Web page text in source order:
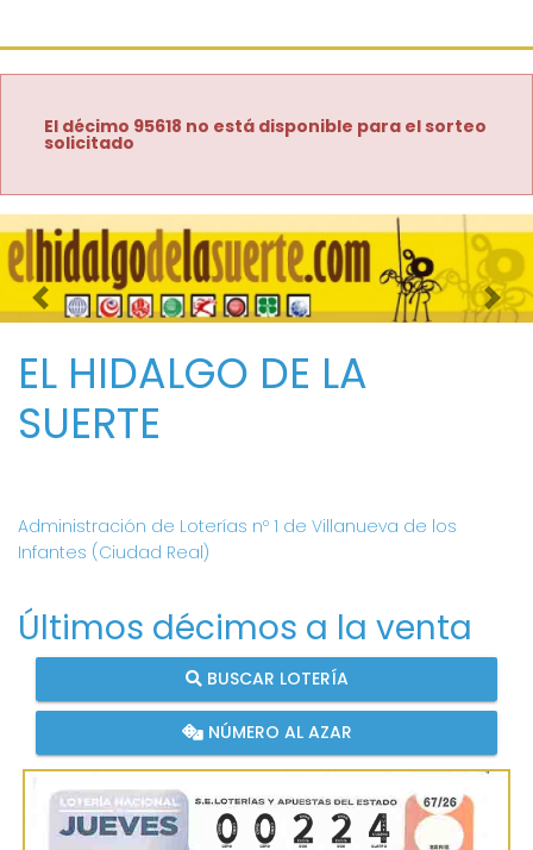
El décimo 95618 no está disponible para el sorteo
solicitado
Imagen anterior
EL HIDALGO DE LA
SUERTE
Administración de Loterías nº 1 de Villanueva de los
Infantes (Ciudad Real)
Últimos décimos a la venta
BUSCAR LOTERÍA
NÚMERO AL AZAR